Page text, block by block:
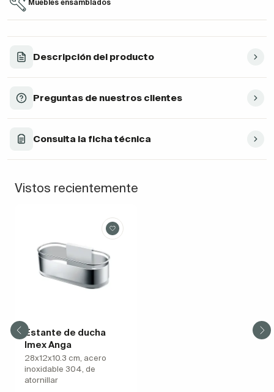
Muebles ensamblados
Descripción del producto
Preguntas de nuestros clientes
Consulta la ficha técnica
Vistos recientemente
Estante de ducha
Imex Anga
28x12x10.3 cm, acero
inoxidable 304, de
atornillar